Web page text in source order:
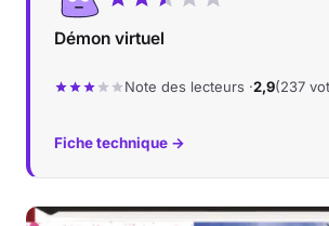
Démon virtuel
Note des lecteurs ·2,9(237
Fiche technique →